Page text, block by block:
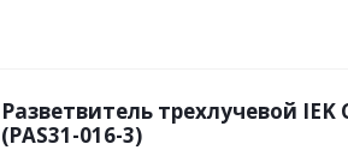
Разветвитель трехлучевой IEK
(PAS31-016-3)